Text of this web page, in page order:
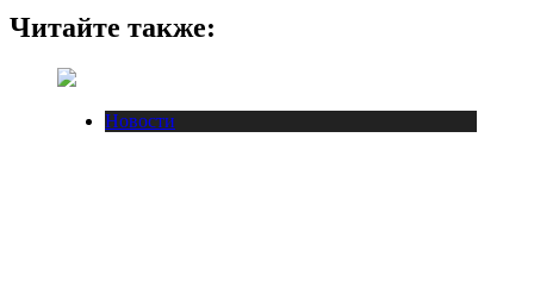
Читайте также:
Новости